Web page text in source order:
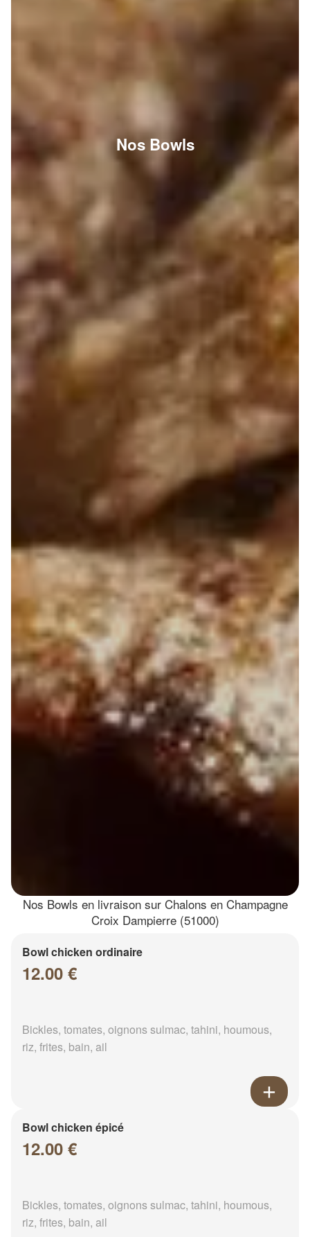
Nos Bowls
Nos Bowls en livraison sur Chalons en Champagne
Croix Dampierre (51000)
Bowl chicken ordinaire
12.00 €
Bickles, tomates, oignons sulmac, tahini, houmous,
riz, frites, bain, ail
Bowl chicken épicé
12.00 €
Bickles, tomates, oignons sulmac, tahini, houmous,
riz, frites, bain, ail